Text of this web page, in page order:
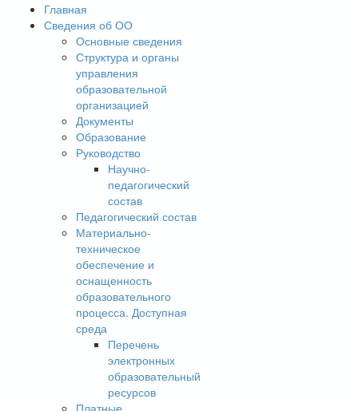
Главная
Сведения об ОО
Основные сведения
Структура и органы
управления
образовательной
организацией
Документы
Образование
Руководство
Научно-
педагогический
состав
Педагогический состав
Материально-
техническое
обеспечение и
оснащенность
образовательного
процесса. Доступная
среда
Перечень
электронных
образовательный
ресурсов
Платные